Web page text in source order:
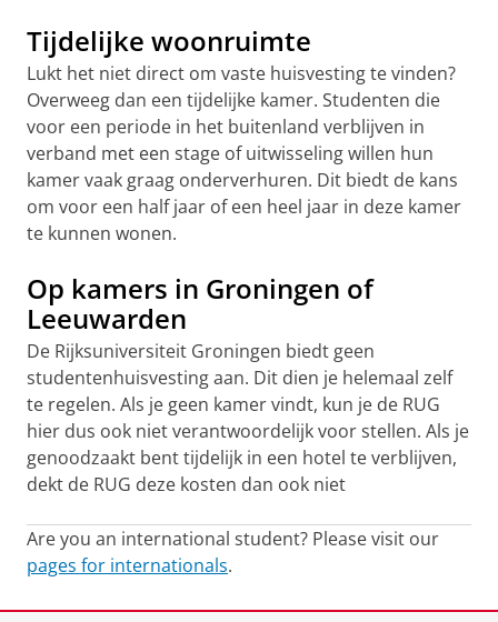
Tijdelijke woonruimte
Lukt het niet direct om vaste huisvesting te vinden?
Overweeg dan een tijdelijke kamer. Studenten die
voor een periode in het buitenland verblijven in
verband met een stage of uitwisseling willen hun
kamer vaak graag onderverhuren. Dit biedt de kans
om voor een half jaar of een heel jaar in deze kamer
te kunnen wonen.
Op kamers in Groningen of
Leeuwarden
De Rijksuniversiteit Groningen biedt geen
studentenhuisvesting aan. Dit dien je helemaal zelf
te regelen. Als je geen kamer vindt, kun je de RUG
hier dus ook niet verantwoordelijk voor stellen. Als je
genoodzaakt bent tijdelijk in een hotel te verblijven,
dekt de RUG deze kosten dan ook niet
Are you an international student? Please visit our
pages for internationals.